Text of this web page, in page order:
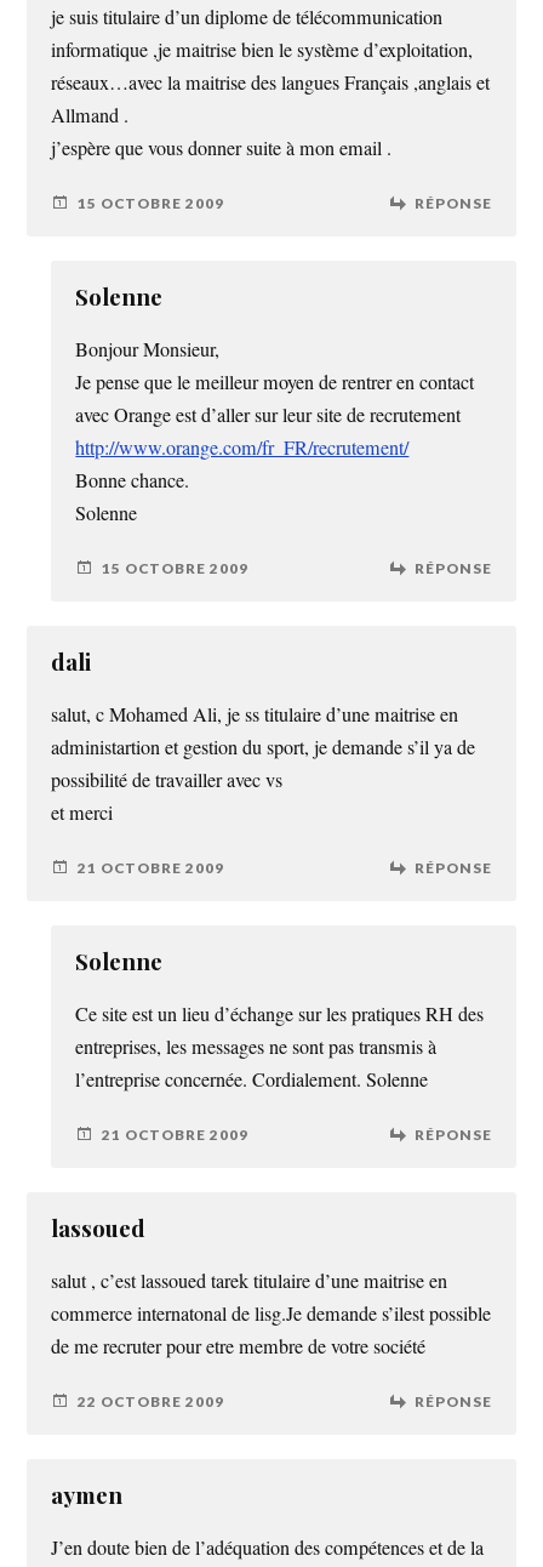
je suis titulaire d’un diplome de télécommunication
informatique ,je maitrise bien le système d’exploitation,
réseaux…avec la maitrise des langues Français ,anglais et
Allmand .
j’espère que vous donner suite à mon email .
15 OCTOBRE 2009 RÉPONSE
Solenne
Bonjour Monsieur,
Je pense que le meilleur moyen de rentrer en contact
avec Orange est d’aller sur leur site de recrutement
http://www.orange.com/fr_FR/recrutement/
Bonne chance.
Solenne
15 OCTOBRE 2009 RÉPONSE
dali
salut, c Mohamed Ali, je ss titulaire d’une maitrise en
administartion et gestion du sport, je demande s’il ya de
possibilité de travailler avec vs
et merci
21 OCTOBRE 2009 RÉPONSE
Solenne
Ce site est un lieu d’échange sur les pratiques RH des
entreprises, les messages ne sont pas transmis à
l’entreprise concernée. Cordialement. Solenne
21 OCTOBRE 2009 RÉPONSE
lassoued
salut , c’est lassoued tarek titulaire d’une maitrise en
commerce internatonal de lisg.Je demande s’ilest possible
de me recruter pour etre membre de votre société
22 OCTOBRE 2009 RÉPONSE
aymen
J’en doute bien de l’adéquation des compétences et de la